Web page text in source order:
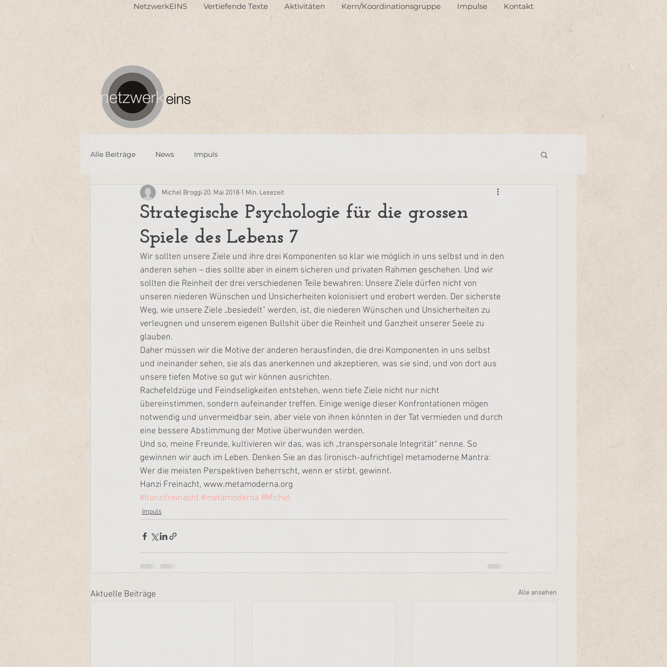
NetzwerkEINS Vertiefende Texte Aktivitäten Kern/Koordinationsgruppe Impulse Kontakt
Alle Beiträge News Impuls
Strategische Psychologie für die grossen
Spiele des Lebens 7
Michel Broggi 20. Mai 2018 1 Min. Lesezeit
Wir sollten unsere Ziele und ihre drei Komponenten so klar wie möglich in uns selbst und in den
anderen sehen – dies sollte aber in einem sicheren und privaten Rahmen geschehen. Und wir
sollten die Reinheit der drei verschiedenen Teile bewahren: Unsere Ziele dürfen nicht von
unseren niederen Wünschen und Unsicherheiten kolonisiert und erobert werden. Der sicherste
Weg, wie unsere Ziele „besiedelt“ werden, ist, die niederen Wünschen und Unsicherheiten zu
verleugnen und unserem eigenen Bullshit über die Reinheit und Ganzheit unserer Seele zu
glauben.
Daher müssen wir die Motive der anderen herausfinden, die drei Komponenten in uns selbst
und ineinander sehen, sie als das anerkennen und akzeptieren, was sie sind, und von dort aus
unsere tiefen Motive so gut wir können ausrichten.
Rachefeldzüge und Feindseligkeiten entstehen, wenn tiefe Ziele nicht nur nicht
übereinstimmen, sondern aufeinander treffen. Einige wenige dieser Konfrontationen mögen
notwendig und unvermeidbar sein, aber viele von ihnen könnten in der Tat vermieden und durch
eine bessere Abstimmung der Motive überwunden werden.
Und so, meine Freunde, kultivieren wir das, was ich „transpersonale Integrität“ nenne. So
gewinnen wir auch im Leben. Denken Sie an das (ironisch-aufrichtige) metamoderne Mantra:
Wer die meisten Perspektiven beherrscht, wenn er stirbt, gewinnt.
Hanzi Freinacht, www.metamoderna.org
#hanzifreinacht #metamoderna #Michel
Impuls
Aktuelle Beiträge Alle ansehen